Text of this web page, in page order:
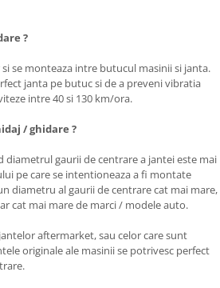
?
se monteaza intre butucul masinii si janta.
janta pe butuc si de a preveni vibratia
intre 40 si 130 km/ora.
/ ghidare ?
diametrul gaurii de centrare a jantei este mai
pe care se intentioneaza a fi montate
diametru al gaurii de centrare cat mai mare,
cat mai mare de marci / modele auto.
aftermarket, sau celor care sunt
originale ale masinii se potrivesc perfect